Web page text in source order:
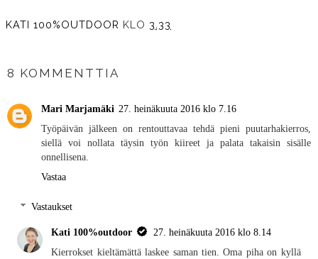
KATI 100%OUTDOOR KLO 3.33
8 KOMMENTTIA
Mari Marjamäki 27. heinäkuuta 2016 klo 7.16
Työpäivän jälkeen on rentouttavaa tehdä pieni puutarhakierros,
siellä voi nollata täysin työn kiireet ja palata takaisin sisälle
onnellisena.
Vastaa
Vastaukset
Kati 100%outdoor
27. heinäkuuta 2016 klo 8.14
Kierrokset kieltämättä laskee saman tien. Oma piha on kyllä